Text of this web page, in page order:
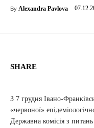
By Alexandra Pavlova
SHARE
З 7 грудня Івано-
«червоної»
Державна комісія з